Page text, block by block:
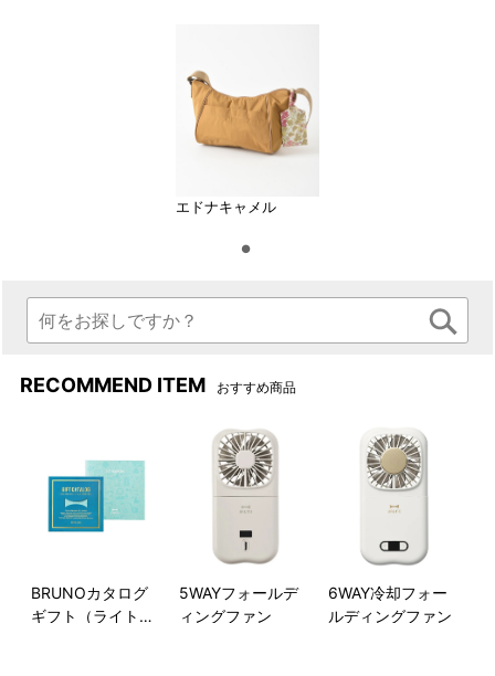
エドナキャメル
RECOMMEND ITEM おすすめ商品
BRUNOカタログ
ギフト（ライトブ
5WAYフォールデ
ィングファン
6WAY冷却フォー
ルディングファン